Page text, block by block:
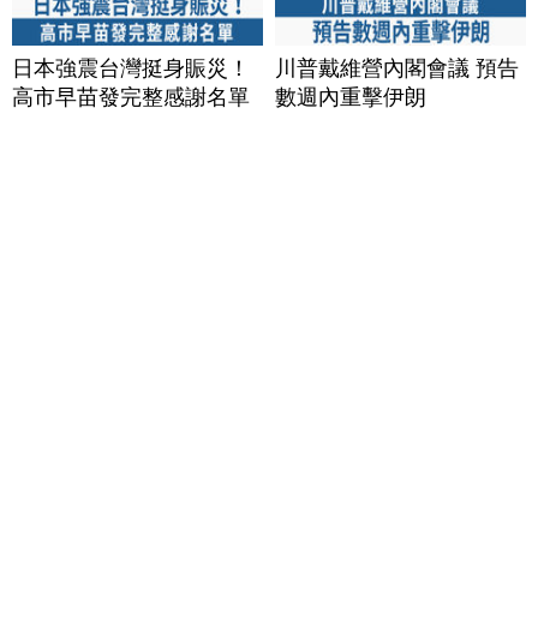
日本強震台灣挺身賑災！
高市早苗發完整感謝名單
川普戴維營內閣會議 預告
數週內重擊伊朗